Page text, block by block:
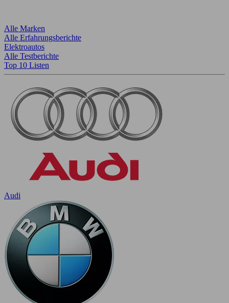
Alle Marken
Alle Erfahrungsberichte
Elektroautos
Alle Testberichte
Top 10 Listen
Audi